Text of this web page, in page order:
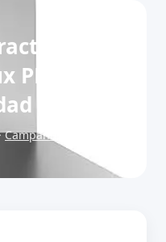
60
PM 604300:
real
Campanas extractoras 60